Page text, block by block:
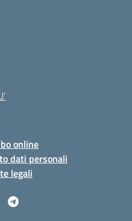
online
dati personali
legali